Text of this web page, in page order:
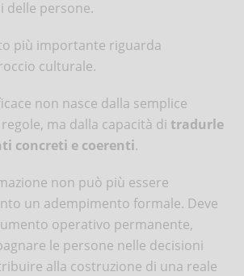
delle persone.
più importante riguarda
culturale.
non nasce dalla semplice
ma dalla capacità di tradurle
concreti e coerenti.
non può più essere
un adempimento formale. Deve
operativo permanente,
le persone nelle decisioni
alla costruzione di una reale